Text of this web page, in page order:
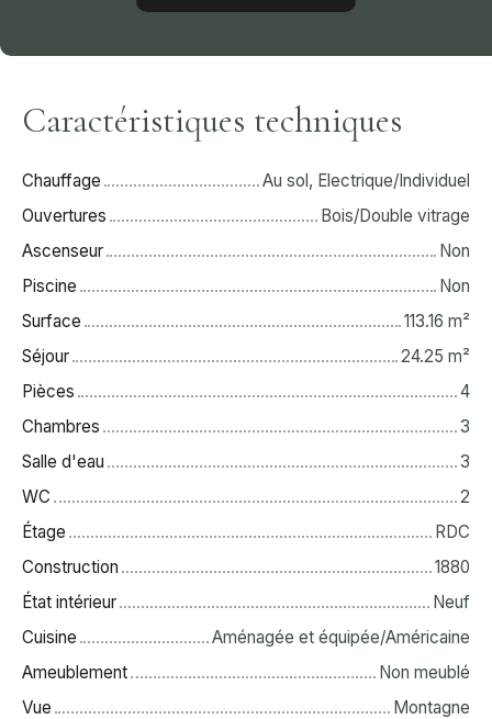
Caractéristiques techniques
Chauffage
Au sol, Electrique/Individuel
Ouvertures
Bois/Double vitrage
Ascenseur
Non
Piscine
Non
Surface
113.16 m²
Séjour
24.25 m²
Pièces
4
Chambres
3
Salle d'eau
3
WC
2
Étage
RDC
Construction
1880
État intérieur
Neuf
Cuisine
Aménagée et équipée/Américaine
Ameublement
Non meublé
Vue
Montagne